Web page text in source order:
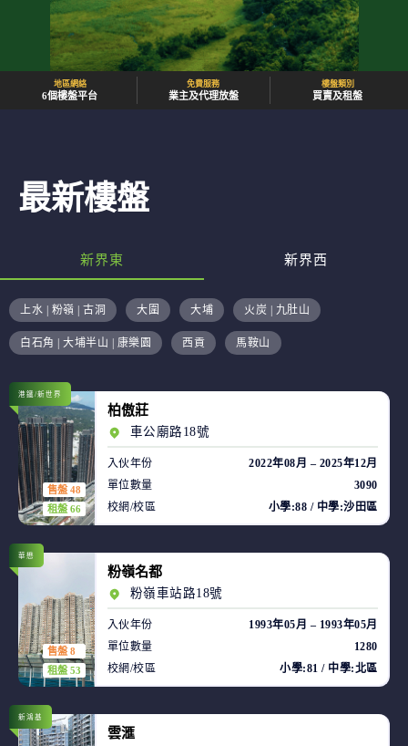
地區網絡
6個樓盤平台
免費服務
業主及代理放盤
樓盤類別
買賣及租盤
最新樓盤
新界東 新界西
上水 | 粉嶺 | 古洞 大圍 大埔 火炭 | 九肚山
白石角 | 大埔半山 | 康樂園 西貢 馬鞍山
售盤 48
租盤 66
港鐵/新世界
柏傲莊
車公廟路18號
入伙年份
2022年08月 – 2025年12月
單位數量
3090
校網/校區
小學:88 / 中學:沙田區
售盤 8
租盤 53
華懋
粉嶺名都
粉嶺車站路18號
入伙年份
1993年05月 – 1993年05月
單位數量
1280
校網/校區
小學:81 / 中學:北區
新鴻基
雲滙